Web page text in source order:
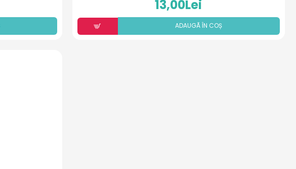
13,00Lei
ADAUGÃ ÎN COȘ